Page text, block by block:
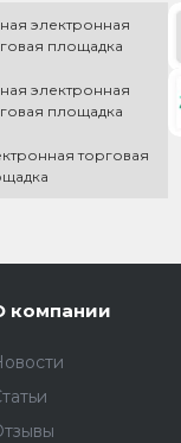
электронная
площадка
электронная
площадка
торговая
компании